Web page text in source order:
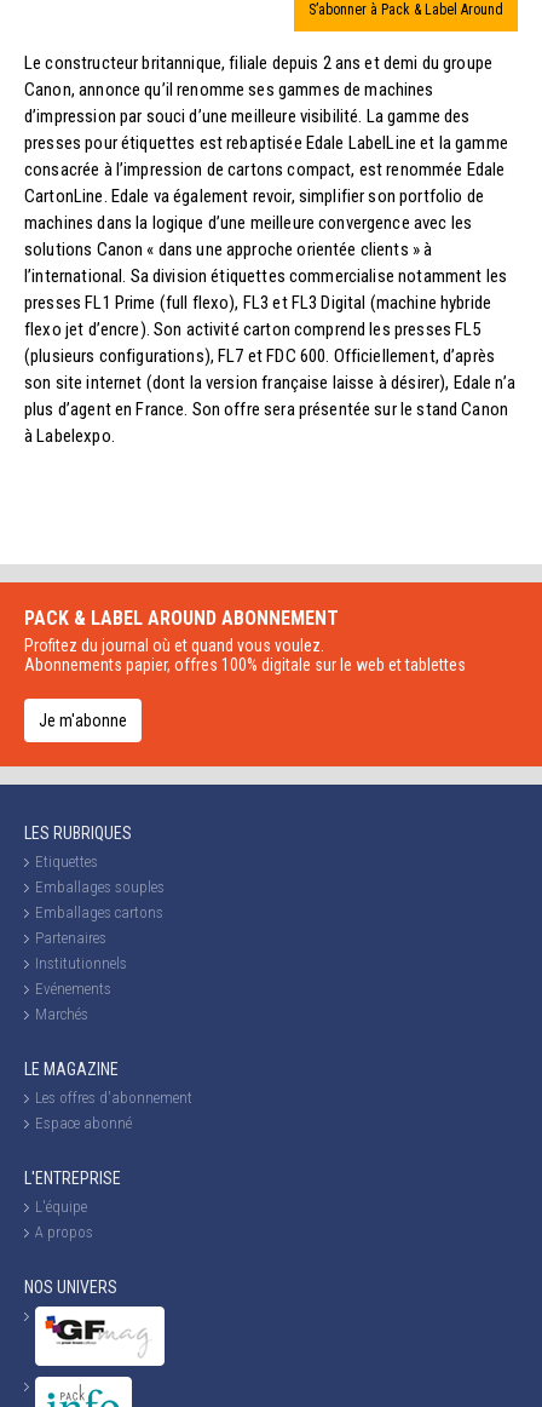
S’abonner à Pack & Label Around
Le constructeur britannique, filiale depuis 2 ans et demi du groupe
Canon, annonce qu’il renomme ses gammes de machines
d’impression par souci d’une meilleure visibilité. La gamme des
presses pour étiquettes est rebaptisée Edale LabelLine et la gamme
consacrée à l’impression de cartons compact, est renommée Edale
CartonLine. Edale va également revoir, simplifier son portfolio de
machines dans la logique d’une meilleure convergence avec les
solutions Canon « dans une approche orientée clients » à
l’international. Sa division étiquettes commercialise notamment les
presses FL1 Prime (full flexo), FL3 et FL3 Digital (machine hybride
flexo jet d’encre). Son activité carton comprend les presses FL5
(plusieurs configurations), FL7 et FDC 600. Officiellement, d’après
son site internet (dont la version française laisse à désirer), Edale n’a
plus d’agent en France. Son offre sera présentée sur le stand Canon
à Labelexpo.
PACK & LABEL AROUND ABONNEMENT
Profitez du journal où et quand vous voulez.
Abonnements papier, offres 100% digitale sur le web et tablettes
Je m'abonne
LES RUBRIQUES
Etiquettes
Emballages souples
Emballages cartons
Partenaires
Institutionnels
Evénements
Marchés
LE MAGAZINE
Les offres d'abonnement
Espace abonné
L'ENTREPRISE
L'équipe
A propos
NOS UNIVERS